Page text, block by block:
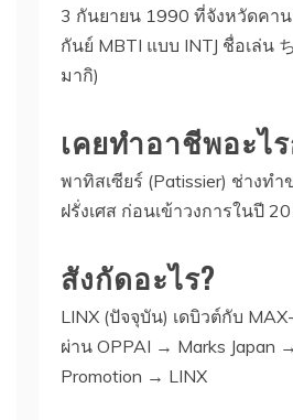
3 กันยายน 1990 ที่จังหวัดคา
กันย์ MBTI แบบ INTJ ชื่อเล่น
มากิ)
เคยทำอาชีพอะไ
พาทิสเซียร์ (Patissier) ช่างท
ฝรั่งเศส ก่อนเข้าวงการในปี
สังกัดอะไร?
LINX (ปัจจุบัน) เดบิวต์กับ
ผ่าน OPPAI → Marks Japan
Promotion → LINX